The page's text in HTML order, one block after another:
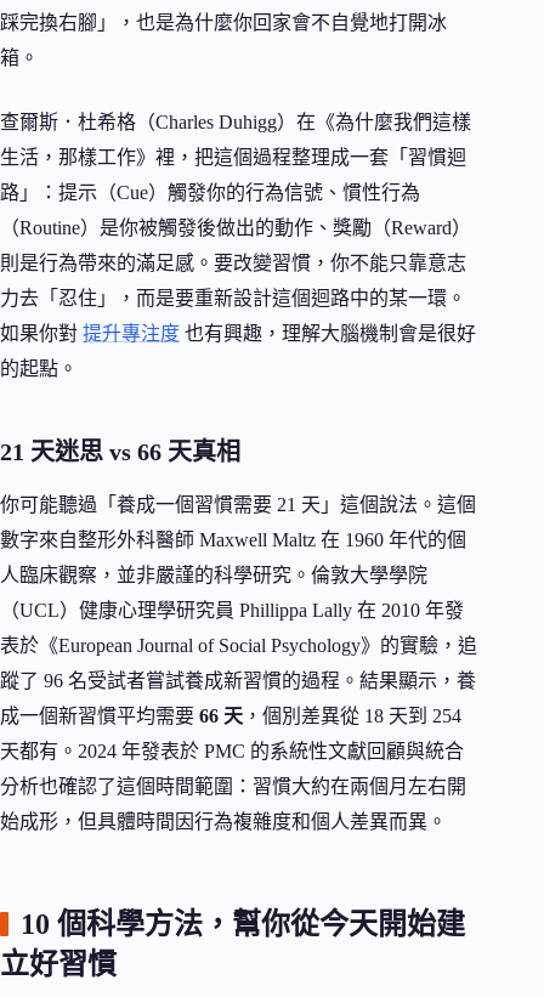
踩完換右腳」，也是為什麼你回家會不自覺地打開冰
箱。
查爾斯．杜希格（Charles Duhigg）在《為什麼我們這樣
生活，那樣工作》裡，把這個過程整理成一套「習慣迴
路」：提示（Cue）觸發你的行為信號、慣性行為
（Routine）是你被觸發後做出的動作、獎勵（Reward）
則是行為帶來的滿足感。要改變習慣，你不能只靠意志
力去「忍住」，而是要重新設計這個迴路中的某一環。
如果你對 提升專注度 也有興趣，理解大腦機制會是很好
的起點。
21 天迷思 vs 66 天真相
你可能聽過「養成一個習慣需要 21 天」這個說法。這個
數字來自整形外科醫師 Maxwell Maltz 在 1960 年代的個
人臨床觀察，並非嚴謹的科學研究。倫敦大學學院
（UCL）健康心理學研究員 Phillippa Lally 在 2010 年發
表於《European Journal of Social Psychology》的實驗，追
蹤了 96 名受試者嘗試養成新習慣的過程。結果顯示，養
成一個新習慣平均需要 66 天 ，個別差異從 18 天到 254
天都有。2024 年發表於 PMC 的系統性文獻回顧與統合
分析也確認了這個時間範圍：習慣大約在兩個月左右開
始成形，但具體時間因行為複雜度和個人差異而異。
10 個科學方法，幫你從今天開始建
立好習慣